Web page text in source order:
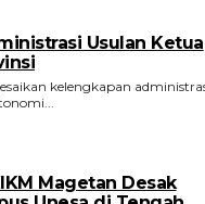
Usulan Ketua
kelengkapan
Magetan Desak